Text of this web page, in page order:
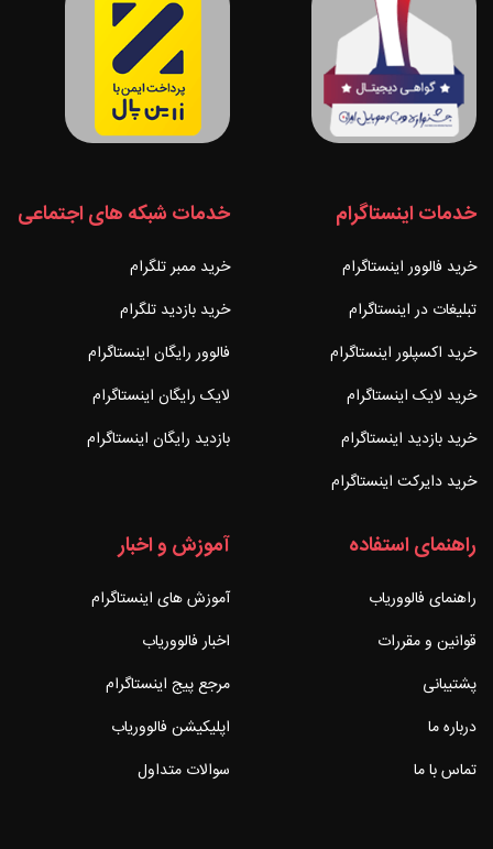
خدمات اینستاگرام
خرید فالوور اینستاگرام
تبلیغات در اینستاگرام
خرید اکسپلور اینستاگرام
خرید لایک اینستاگرام
خرید بازدید اینستاگرام
خرید دایرکت اینستاگرام
خدمات شبکه های اجتماعی
خرید ممبر تلگرام
خرید بازدید تلگرام
فالوور رایگان اینستاگرام
لایک رایگان اینستاگرام
بازدید رایگان اینستاگرام
راهنمای استفاده
راهنمای فالووریاب
قوانین و مقررات
پشتیبانی
درباره ما
تماس با ما
آموزش و اخبار
آموزش های اینستاگرام
اخبار فالووریاب
مرجع پیج اینستاگرام
اپلیکیشن فالووریاب
سوالات متداول